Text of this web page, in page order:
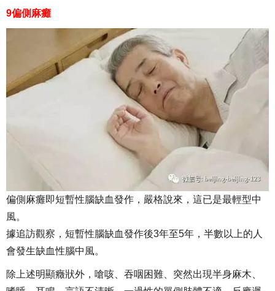
9偏側麻癱
偏側麻癱即短暫性腦缺血發作，嚴格說來，這已是最輕型中
風。
據追訪觀察，短暫性腦缺血發作後3年至5年，半數以上的人
會發生缺血性腦中風。
除上述明顯癥狀外，嗆咳、吞咽困難、突然出現半身麻木、